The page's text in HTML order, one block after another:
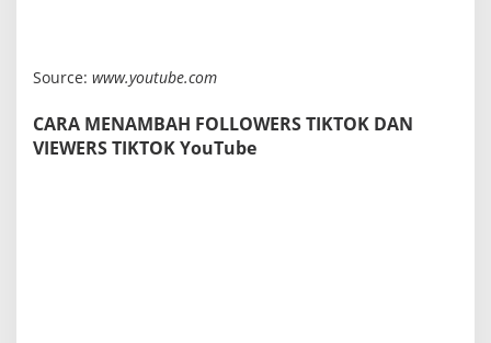
Source: www.youtube.com
CARA MENAMBAH FOLLOWERS TIKTOK DAN
VIEWERS TIKTOK YouTube